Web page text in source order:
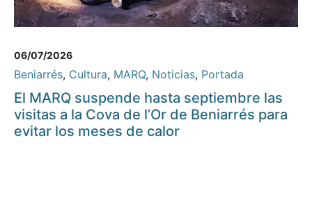
06/07/2026
Beniarrés, Cultura, MARQ, Noticias, Portada
El MARQ suspende hasta septiembre las
visitas a la Cova de l’Or de Beniarrés para
evitar los meses de calor